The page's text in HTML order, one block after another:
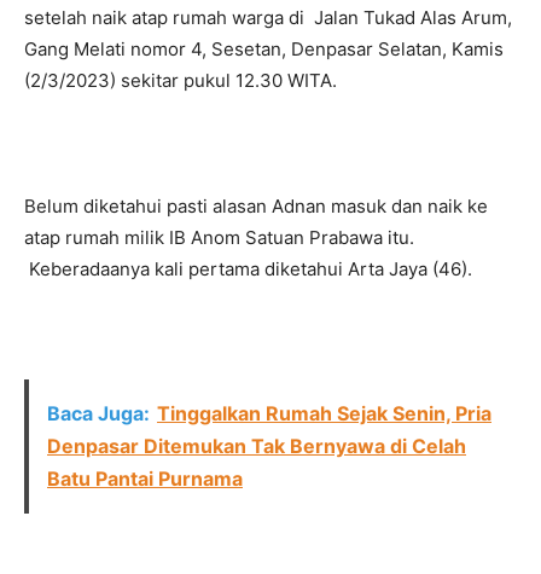
setelah naik atap rumah warga di Jalan Tukad Alas Arum,
Gang Melati nomor 4, Sesetan, Denpasar Selatan, Kamis
(2/3/2023) sekitar pukul 12.30 WITA.
Belum diketahui pasti alasan Adnan masuk dan naik ke
atap rumah milik IB Anom Satuan Prabawa itu.
Keberadaanya kali pertama diketahui Arta Jaya (46).
Baca Juga: Tinggalkan Rumah Sejak Senin, Pria
Denpasar Ditemukan Tak Bernyawa di Celah
Batu Pantai Purnama